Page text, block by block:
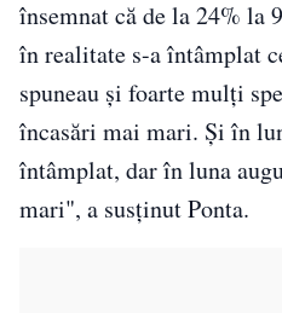
însemnat că de la 24% la
în realitate s-a întâmplat
spuneau și foarte mulți
încasări mai mari. Și în
întâmplat, dar în luna
mari", a susținut Ponta.